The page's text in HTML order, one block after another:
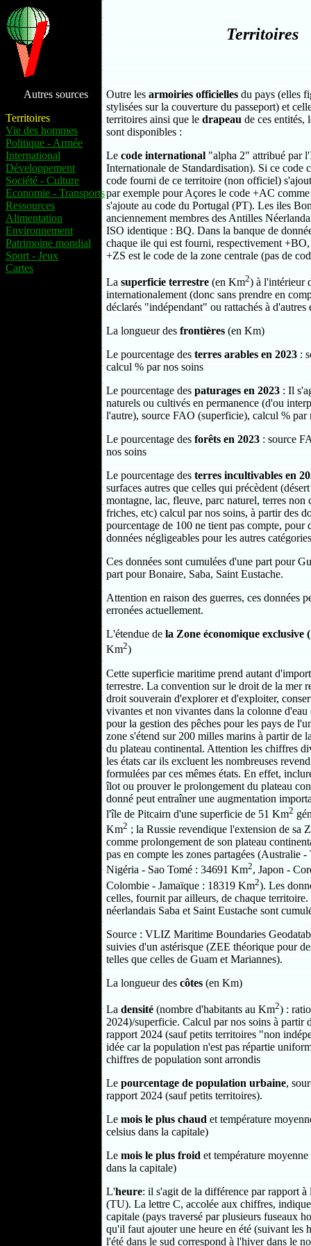
Territoires
Autres sources
Territoires
Vie des hommes
Politique - Armée
International
Développement
Société - Culture
Economie - Transports
Ressources
Alimentation
Environnement
Patrimoine mondial
Sport - Jeux
Cartes
Outre les armoiries officielles du pays (elles
stylisées sur la couverture du passeport) et
territoires ainsi que le drapeau de ces entités,
sont disponibles :
Le code international "alpha 2" attribué par
Internationale de Standardisation). Si ce code
code fourni de ce territoire (non officiel)
par exemple pour Açores le code +AC
s'ajoute au code du Portugal (PT). Les iles
anciennement membres des Antilles
ISO identique : BQ. Dans la banque de
chaque ile qui est fourni, respectivement
+ZS est le code de la zone centrale (pas de
La superficie terrestre (en Km2) à l'intérieur
internationalement (donc sans prendre en
déclarés "indépendant" ou rattachés à d'autres
La longueur des frontières (en Km)
Le pourcentage des terres arables en 2023 :
calcul % par nos soins
Le pourcentage des paturages en 2023 : Il
naturels ou cultivés en permanence (d'ou
l'autre), source FAO (superficie), calcul % par
Le pourcentage des forêts en 2023 : source
nos soins
Le pourcentage des terres incultivables en
surfaces autres que celles qui précèdent
montagne, lac, fleuve, parc naturel, terres non
friches, etc) calcul par nos soins, à partir des
pourcentage de 100 ne tient pas compte, pour
données négligeables pour les autres
Ces données sont cumulées d'une part pour
part pour Bonaire, Saba, Saint Eustache.
Attention en raison des guerres, ces données
erronées actuellement.
L'étendue de la Zone économique
Km2)
Cette superficie maritime prend autant
terrestre. La convention sur le droit de la mer
droit souverain d'explorer et d'exploiter,
vivantes et non vivantes dans la colonne
pour la gestion des pêches pour les pays de
zone s'étend sur 200 milles marins à partir de
du plateau continental. Attention les chiffres
les états car ils excluent les nombreuses
formulées par ces mêmes états. En effet,
îlot ou prouver le prolongement du plateau
donné peut entraîner une augmentation
l'île de Pitcairn d'une superficie de 51 Km2
Km2 ; la Russie revendique l'extension de sa
comme prolongement de son plateau
pas en compte les zones partagées (Australie
Nigéria - Sao Tomé : 34691 Km2, Japon -
Colombie - Jamaïque : 18319 Km2). Les
celles, fournit par ailleurs, de chaque
néerlandais Saba et Saint Eustache sont
Source : VLIZ Maritime Boundaries
suivies d'un astérisque (ZEE théorique pour
telles que celles de Guam et Mariannes).
La longueur des côtes (en Km)
La densité (nombre d'habitants au Km2) :
2024)/superficie. Calcul par nos soins à partir
rapport 2024 (sauf petits territoires "non
idée car la population n'est pas répartie
chiffres de population sont arrondis
Le pourcentage de population urbaine,
rapport 2024 (sauf petits territoires).
Le mois le plus chaud et température
celsius dans la capitale)
Le mois le plus froid et température
dans la capitale)
L'heure: il s'agit de la différence par rapport à
(TU). La lettre C, accolée aux chiffres,
capitale (pays traversé par plusieurs fuseaux
qu'il faut ajouter une heure en été (suivant les
l'été dans le sud correspond à l'hiver dans le